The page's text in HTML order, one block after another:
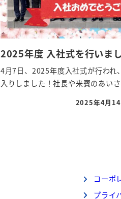
2025年度 入社式を行いま
4月7日、2025年度入社式が行われ
入りしました！社長や来賓のあい
2025年4月14
コーポ
プライ